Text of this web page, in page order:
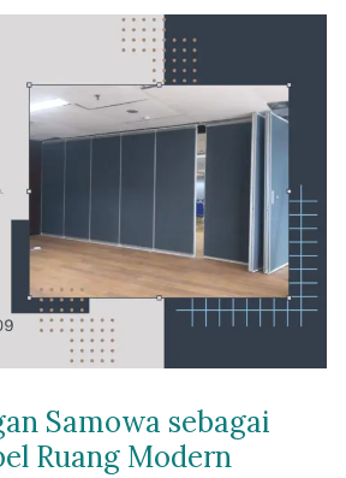
Samowa sebagai
Ruang Modern